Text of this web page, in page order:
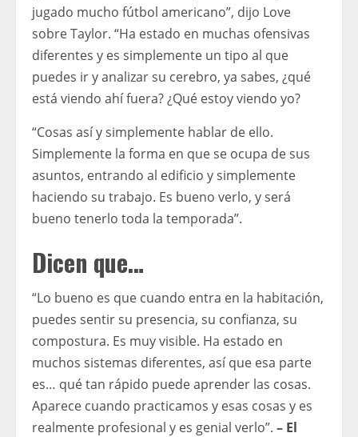
jugado mucho fútbol americano”, dijo Love
sobre Taylor. “Ha estado en muchas ofensivas
diferentes y es simplemente un tipo al que
puedes ir y analizar su cerebro, ya sabes, ¿qué
está viendo ahí fuera? ¿Qué estoy viendo yo?
“Cosas así y simplemente hablar de ello.
Simplemente la forma en que se ocupa de sus
asuntos, entrando al edificio y simplemente
haciendo su trabajo. Es bueno verlo, y será
bueno tenerlo toda la temporada”.
Dicen que…
“Lo bueno es que cuando entra en la habitación,
puedes sentir su presencia, su confianza, su
compostura. Es muy visible. Ha estado en
muchos sistemas diferentes, así que esa parte
es… qué tan rápido puede aprender las cosas.
Aparece cuando practicamos y esas cosas y es
realmente profesional y es genial verlo”. – El